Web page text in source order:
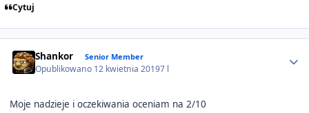
Cytuj
Shankor Senior Member
Opublikowano 12 kwietnia 20197 l
Moje nadzieje i oczekiwania oceniam na 2/10